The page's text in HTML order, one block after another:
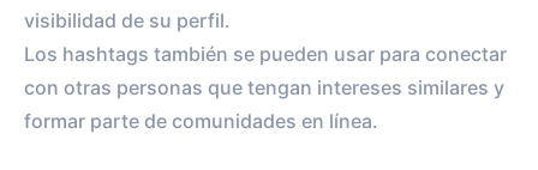
visibilidad de su perfil.
Los hashtags también se pueden usar para conectar
con otras personas que tengan intereses similares y
formar parte de comunidades en línea.